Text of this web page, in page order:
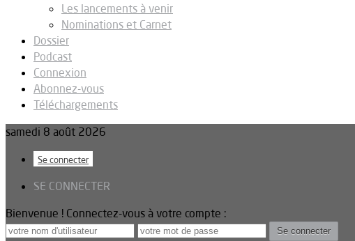
Les lancements à venir
Nominations et Carnet
Dossier
Podcast
Connexion
Abonnez-vous
Téléchargements
samedi 8 août 2026
Se connecter
SE CONNECTER
Bienvenue ! Connectez-vous à votre compte :